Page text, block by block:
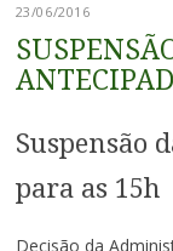
23/06/2016
Suspensão
para as 15h
Decisão da